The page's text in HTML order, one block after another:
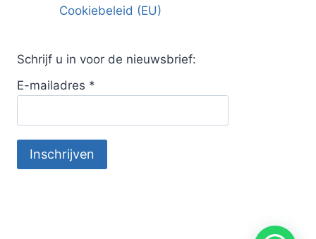
Cookiebeleid (EU)
Schrijf u in voor de nieuwsbrief:
E-mailadres *